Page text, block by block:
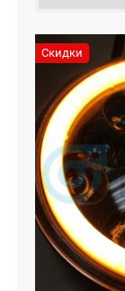
Скидки